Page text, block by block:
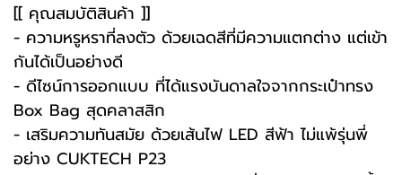
[[ คุณสมบัติสินค้า ]]
- ความหรูหราที่ลงตัว ด้วยเฉดสีที่มีความแตกต่าง แต่เข้า
กันได้เป็นอย่างดี
- ดีไซน์การออกแบบ ที่ได้แรงบันดาลใจจากกระเป๋าทรง
Box Bag สุดคลาสสิก
- เสริมความทันสมัย ด้วยเส้นไฟ LED สีฟ้า ไม่แพ้รุ่นพี่
อย่าง CUKTECH P23